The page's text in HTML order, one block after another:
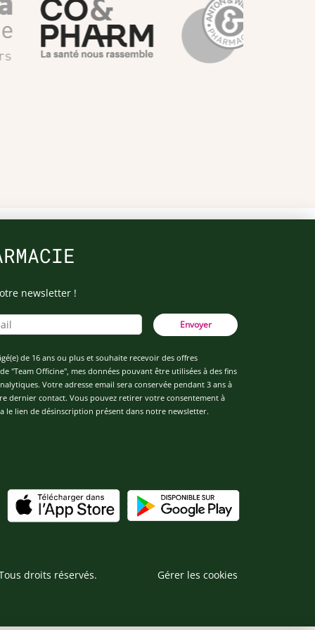
newsletter !
Envoyer
de 16 ans ou plus et souhaite recevoir des offres
"Team Officine", mes données pouvant être utilisées à des fins
Votre adresse email sera conservée pendant 3 ans à
dernier contact. Vous pouvez retirer votre consentement à
le lien de désinscription présent dans notre newsletter.
droits réservés. Gérer les cookies